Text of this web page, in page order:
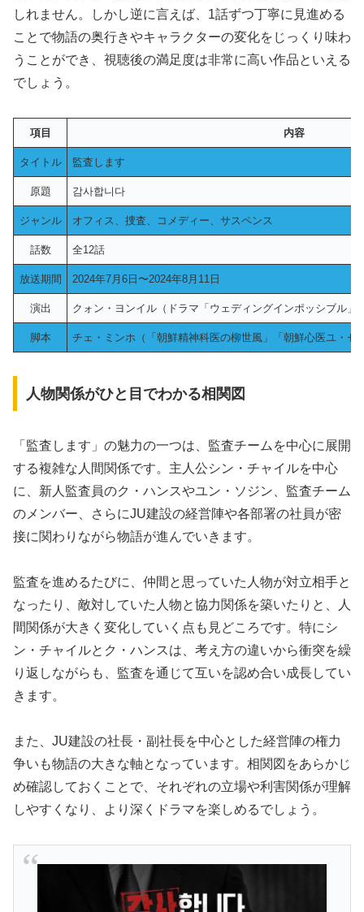
しれません。しかし逆に言えば、1話ずつ丁寧に見進める
ことで物語の奥行きやキャラクターの変化をじっくり味わ
うことができ、視聴後の満足度は非常に高い作品といえる
でしょう。
項目 内容
タイトル 監査します
原題 감사합니다
ジャンル オフィス、捜査、コメディー、サスペンス
話数 全12話
放送期間 2024年7月6日〜2024年8月11日
演出 クォン・ヨンイル（ドラマ「ウェディングインポッシブル
脚本 チェ・ミンホ（「朝鮮精神科医の柳世風」「朝鮮心医ユ・セ
人物関係がひと目でわかる相関図
「監査します」の魅力の一つは、監査チームを中心に展開
する複雑な人間関係です。主人公シン・チャイルを中心
に、新人監査員のク・ハンスやユン・ソジン、監査チーム
のメンバー、さらにJU建設の経営陣や各部署の社員が密
接に関わりながら物語が進んでいきます。
監査を進めるたびに、仲間と思っていた人物が対立相手と
なったり、敵対していた人物と協力関係を築いたりと、人
間関係が大きく変化していく点も見どころです。特にシ
ン・チャイルとク・ハンスは、考え方の違いから衝突を繰
り返しながらも、監査を通じて互いを認め合い成長してい
きます。
また、JU建設の社長・副社長を中心とした経営陣の権力
争いも物語の大きな軸となっています。相関図をあらかじ
め確認しておくことで、それぞれの立場や利害関係が理解
しやすくなり、より深くドラマを楽しめるでしょう。